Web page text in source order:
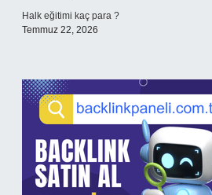
Halk eğitimi kaç para ?
Temmuz 22, 2026